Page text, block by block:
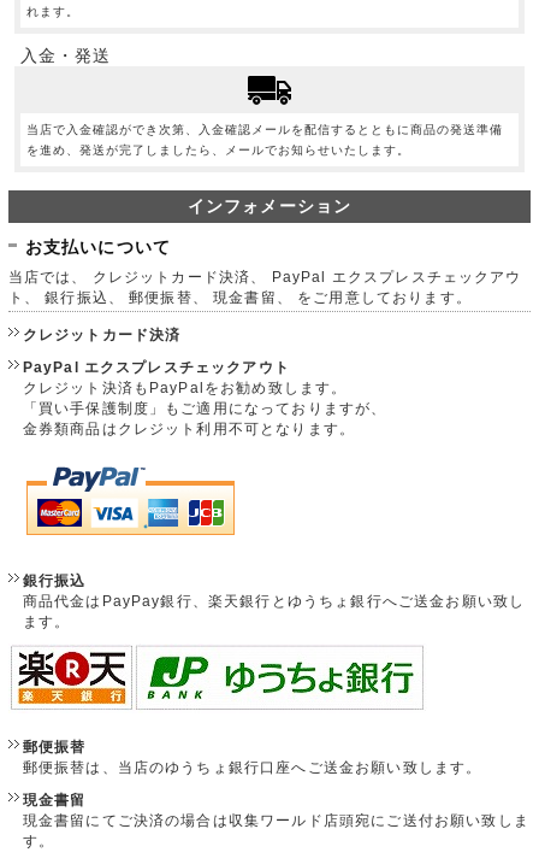
れます。
入金・発送
当店で入金確認ができ次第、入金確認メールを配信するとともに商品の発送準備
を進め、発送が完了しましたら、メールでお知らせいたします。
インフォメーション
お支払いについて
当店では、 クレジットカード決済、 PayPal エクスプレスチェックアウ
ト、 銀行振込、 郵便振替、 現金書留、 をご用意しております。
クレジットカード決済
PayPal エクスプレスチェックアウト
クレジット決済もPayPalをお勧め致します。
「買い手保護制度」もご適用になっておりますが、
金券類商品はクレジット利用不可となります。
銀行振込
商品代金はPayPay銀行、楽天銀行とゆうちょ銀行へご送金お願い致し
ます。
郵便振替
郵便振替は、当店のゆうちょ銀行口座へご送金お願い致します。
現金書留
現金書留にてご決済の場合は収集ワールド店頭宛にご送付お願い致しま
す。